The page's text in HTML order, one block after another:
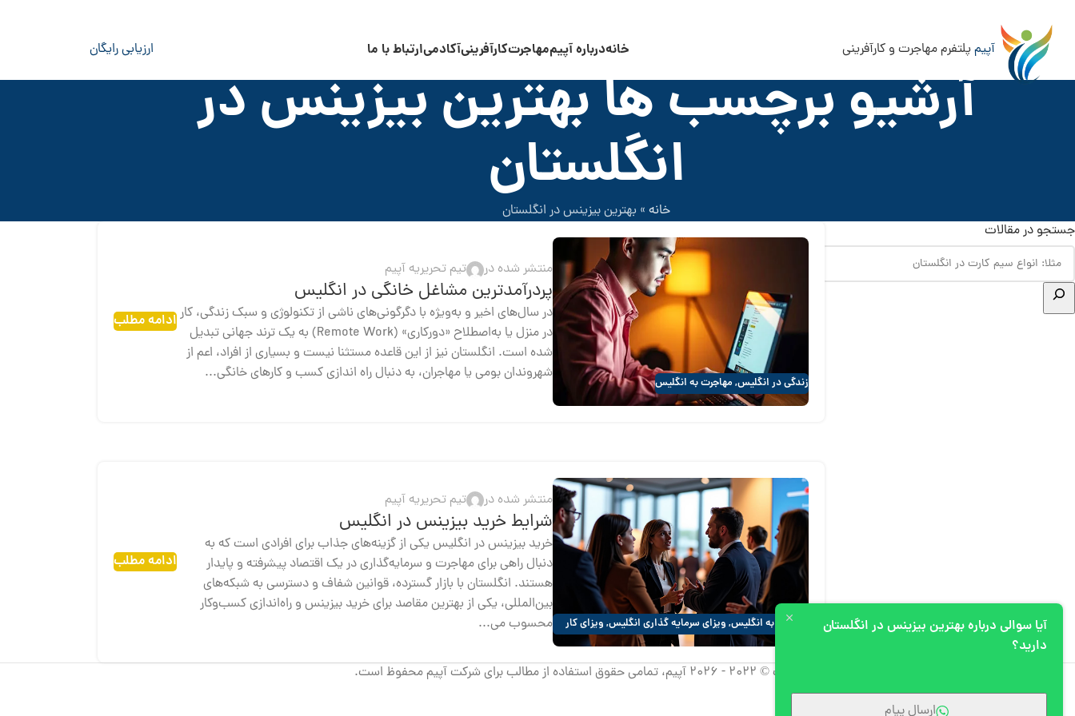
آپیمپلتفرم مهاجرت و کارآفرینی خانهدرباره آپیممهاجرتکارآفرینیآکادمیارتباط با ما ارزیابی رایگان
آرشیو برچسب ها بهترین بیزینس در
انگلستان
خانه » بهترین بیزینس در انگلستان
جستجو در مقالات
زندگی در انگلیس, مهاجرت به انگلیس
منتشر شده در تیم تحریریه آپیم
پردرآمدترین مشاغل خانگی در انگلیس
در سال‌های اخیر و به‌ویژه با دگرگونی‌های ناشی از تکنولوژی و سبک زندگی، کار
در منزل یا به‌اصطلاح «دورکاری» (Remote Work) به یک ترند جهانی تبدیل
شده است. انگلستان نیز از این قاعده مستثنا نیست و بسیاری از افراد، اعم از
شهروندان بومی یا مهاجران، به دنبال راه اندازی کسب و کارهای خانگی...
ادامه مطلب
مهاجرت به انگلیس, ویزای سرمایه گذاری انگلیس, ویزای کار
منتشر شده در تیم تحریریه آپیم
شرایط خرید بیزینس در انگلیس
خرید بیزینس در انگلیس یکی از گزینه‌های جذاب برای افرادی است که به
دنبال راهی برای مهاجرت و سرمایه‌گذاری در یک اقتصاد پیشرفته و پایدار
هستند. انگلستان با بازار گسترده، قوانین شفاف و دسترسی به شبکه‌های
بین‌المللی، یکی از بهترین مقاصد برای خرید بیزینس و راه‌اندازی کسب‌وکار
محسوب می‌...
ادامه مطلب
کپی رایت © 2022 - 2026 آپیم، تمامی حقوق استفاده از مطالب برای شرکت آپیم محفوظ است.
آیا سوالی درباره بهترین بیزینس در انگلستان
دارید؟
ارسال پیام